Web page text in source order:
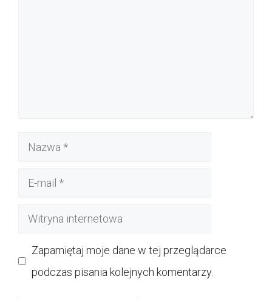
Nazwa
Witryna
Zapamiętaj moje dane w tej przeglądarce
podczas pisania kolejnych komentarzy.